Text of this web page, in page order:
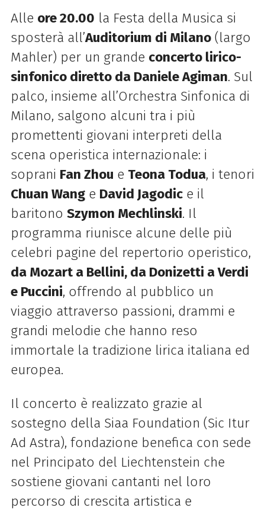
Alle ore 20.00 la Festa della Musica si
sposterà all’Auditorium di Milano(largo
Mahler) per un grande concerto lirico-
sinfonico diretto da Daniele Agiman. Sul
palco, insieme all’Orchestra Sinfonica di
Milano, salgono alcuni tra i più
promettenti giovani interpreti della
scena operistica internazionale: i
soprani Fan Zhou e Teona Todua, i tenori
Chuan Wange David Jagodice il
baritono Szymon Mechlinski. Il
programma riunisce alcune delle più
celebri pagine del repertorio operistico,
da Mozart a Bellini, da Donizetti a Verdi
e Puccini, offrendo al pubblico un
viaggio attraverso passioni, drammi e
grandi melodie che hanno reso
immortale la tradizione lirica italiana ed
europea.
Il concerto è realizzato grazie al
sostegno della Siaa Foundation (Sic Itur
Ad Astra), fondazione benefica con sede
nel Principato del Liechtenstein che
sostiene giovani cantanti nel loro
percorso di crescita artistica e